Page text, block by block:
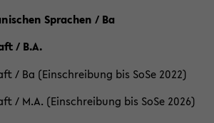
Sprachen / Ba
/ B.A.
/ Ba (Einschreibung bis SoSe 2022)
/ M.A. (Einschreibung bis SoSe 2026)